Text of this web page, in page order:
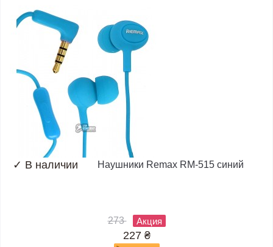
✓ В наличии Наушники Remax RM-515 синий
273 Акция
227 ₴